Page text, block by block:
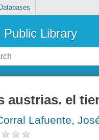
Databases
Public Library
austrias. el
Lafuente,